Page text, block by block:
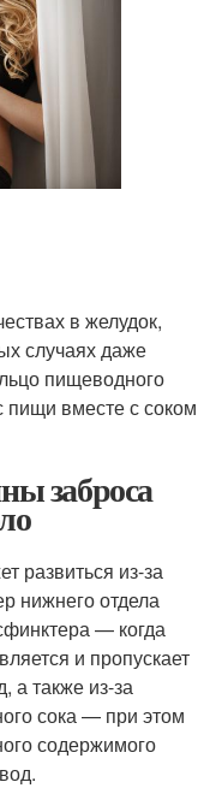
в желудок,
случаях даже
пищеводного
пищи вместе с соком
заброса
развиться из-за
нижнего отдела
— когда
и пропускает
а также из-за
сока — при этом
содержимого